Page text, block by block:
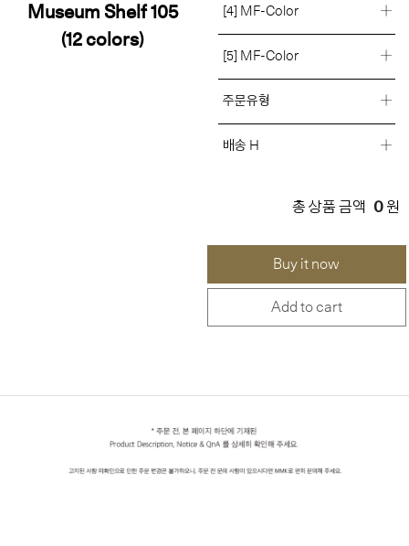
Museum Shelf 105
(12 colors)
[4] MF-Color
[5] MF-Color
주문유형
배송 H
총 상품 금액 0 원
Buy it now
Add to cart